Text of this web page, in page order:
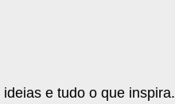
e tudo o que inspira.